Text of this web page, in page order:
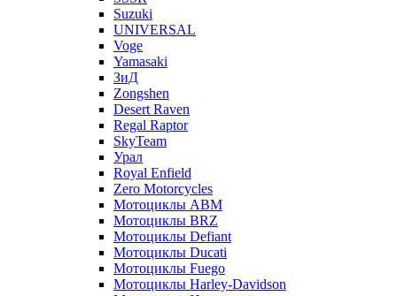
Suzuki
UNIVERSAL
Voge
Yamasaki
ЗиД
Zongshen
Desert Raven
Regal Raptor
SkyTeam
Урал
Royal Enfield
Zero Motorcycles
Мотоциклы ABM
Мотоциклы BRZ
Мотоциклы Defiant
Мотоциклы Ducati
Мотоциклы Fuego
Мотоциклы Harley-Davidson